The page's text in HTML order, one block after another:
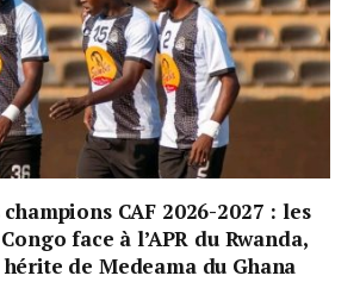
CAF 2026-2027 : les
face à l’APR du Rwanda,
de Medeama du Ghana